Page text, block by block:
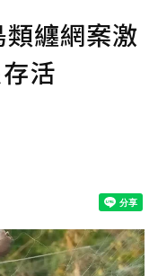
纏網案激
活